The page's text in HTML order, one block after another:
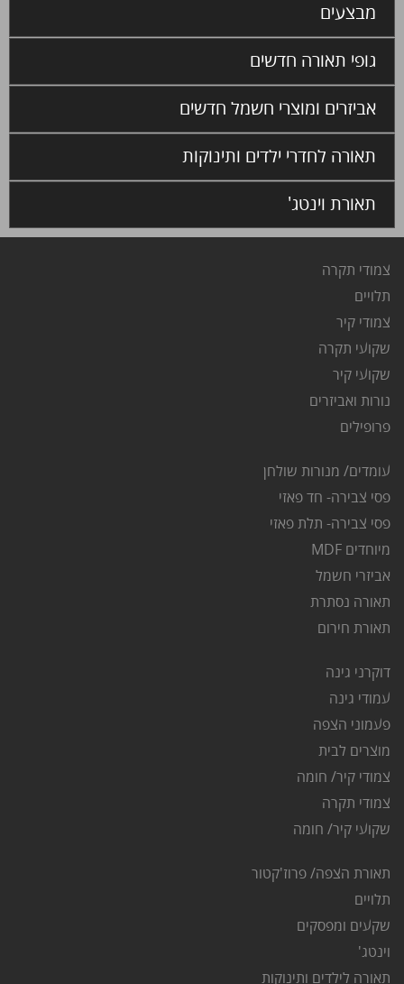
מבצעים
גופי תאורה חדשים
אביזרים ומוצרי חשמל חדשים
תאורה לחדרי ילדים ותינוקות
תאורת וינטג'
צמודי תקרה
תלויים
צמודי קיר
שקועי תקרה
שקועי קיר
נורות ואביזרים
פרופילים
עומדים/ מנורות שולחן
פסי צבירה- חד פאזי
פסי צבירה- תלת פאזי
מיוחדים MDF
אביזרי חשמל
תאורה נסתרת
תאורת חירום
דוקרני גינה
עמודי גינה
פעמוני הצפה
מוצרים לבית
צמודי קיר/ חומה
צמודי תקרה
שקועי קיר/ חומה
תאורת הצפה/ פרוז'קטור
תלויים
שקעים ומפסקים
וינטג'
תאורה לילדים ותינוקות